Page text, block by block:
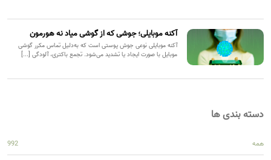
آکنه موبایلی؛ جوشی که از گوشی میاد نه هورمون
آکنه موبایلی نوعی جوش پوستی است که به‌دلیل تماس مکرر گوشی
موبایل با صورت ایجاد یا تشدید می‌شود. تجمع باکتری، آلودگی [...]
دسته بندی ها
همه 992